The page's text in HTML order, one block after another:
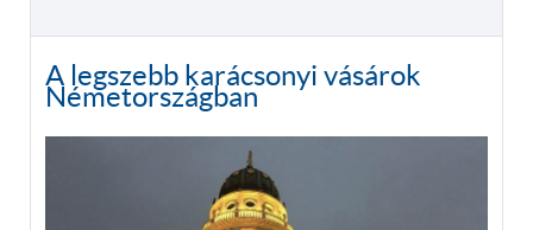
A legszebb karácsonyi vásárok
Németországban